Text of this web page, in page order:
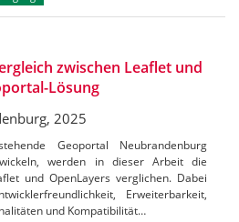
zwischen Leaflet und
Lösung
2025
Geoportal Neubrandenburg
werden in dieser Arbeit die
und OpenLayers verglichen. Dabei
Erweiterbarkeit,
und Kompatibilität…